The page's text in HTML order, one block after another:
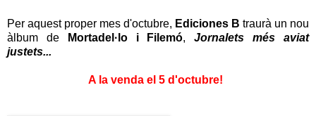
Per aquest proper mes d'octubre, Ediciones B traurà un nou
àlbum de
Mortadel·lo i Filemó,Jornalets més aviat
justets...
A la venda el 5 d'octubre!